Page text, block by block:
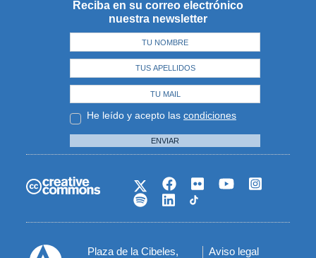
Reciba en su correo electrónico
nuestra newsletter
He leído y acepto las condiciones
ENVIAR
Plaza de la Cibeles,
Aviso legal